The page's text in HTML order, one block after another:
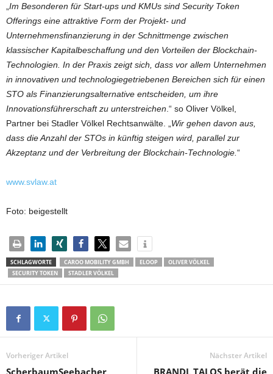
Im Besonderen für Start-ups und KMUs sind Security Token
Offerings eine attraktive Form der Projekt- und
Unternehmensfinanzierung in der Schnittmenge zwischen
klassischer Kapitalbeschaffung und den Vorteilen der Blockchain-
Technologien. In der Praxis zeigt sich, dass vor allem Unternehmen
in innovativen und technologiegetriebenen Bereichen sich für einen
STO als Finanzierungsalternative entscheiden, um ihre
Innovationsführerschaft zu unterstreichen .“ so Oliver Völkel,
Partner bei Stadler Völkel Rechtsanwälte. „ Wir gehen davon aus,
dass die Anzahl der STOs in künftig steigen wird, parallel zur
Akzeptanz und der Verbreitung der Blockchain-Technologie. “
www.svlaw.at
Foto: beigestellt
SCHLAGWORTE CAROO MOBILITY GMBH ELOOP
OLIVER VÖLKEL
SECURITY TOKEN
STADLER VÖLKEL
Vorheriger Artikel
ScherbaumSeebacher
Nächster Artikel
BRANDL TALOS berät die